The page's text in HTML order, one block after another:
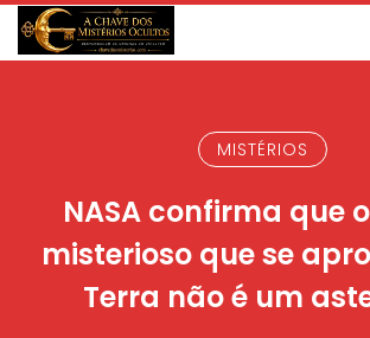
MISTÉRIOS
NASA confirma que
misterioso que se
Terra não é um